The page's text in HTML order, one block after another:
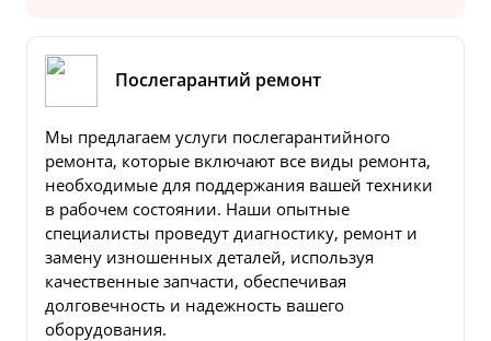
Послегарантий ремонт
Мы предлагаем услуги послегарантийного
ремонта, которые включают все виды ремонта,
необходимые для поддержания вашей техники
в рабочем состоянии. Наши опытные
специалисты проведут диагностику, ремонт и
замену изношенных деталей, используя
качественные запчасти, обеспечивая
долговечность и надежность вашего
оборудования.